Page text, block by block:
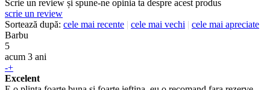
Scrie un review și spune-ne opinia ta despre acest produs
scrie un review
Sortează după: cele mai recente | cele mai vechi | cele mai apreciate
Barbu
5
acum 3 ani
-+
Excelent